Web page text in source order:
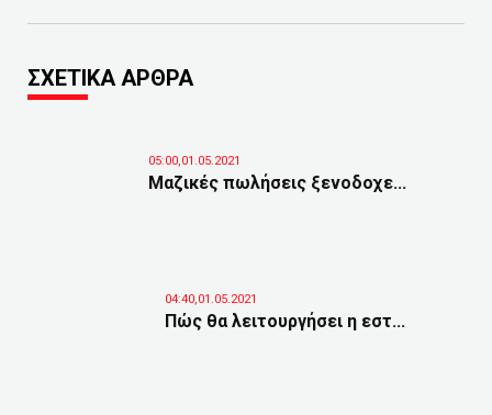
ΣΧΕΤΙΚΑ ΑΡΘΡΑ
05:00,01.05.2021
Μαζικές πωλήσεις ξενοδοχε...
04:40,01.05.2021
Πώς θα λειτουργήσει η εστ...